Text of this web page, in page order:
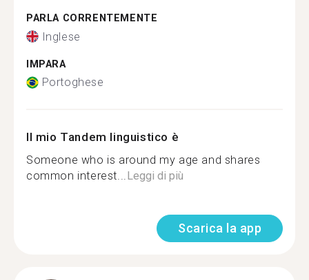
PARLA CORRENTEMENTE
Inglese
IMPARA
Portoghese
Il mio Tandem linguistico è
Someone who is around my age and shares
common interest...Leggi di più
Scarica la app